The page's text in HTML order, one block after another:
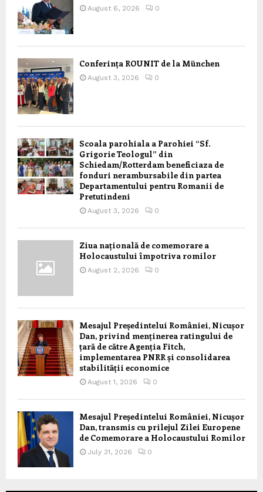
August 6, 2026 0
Conferința ROUNIT de la München
August 3, 2026 0
Scoala parohiala a Parohiei “Sf.
Grigorie Teologul” din
Schiedam/Rotterdam beneficiaza de
fonduri nerambursabile din partea
Departamentului pentru Romanii de
Pretutindeni
August 3, 2026 0
Ziua națională de comemorare a
Holocaustului împotriva romilor
August 2, 2026 0
Mesajul Președintelui României, Nicușor
Dan, privind menținerea ratingului de
țară de către Agenția Fitch,
implementarea PNRR și consolidarea
stabilității economice
August 1, 2026 0
Mesajul Președintelui României, Nicușor
Dan, transmis cu prilejul Zilei Europene
de Comemorare a Holocaustului Romilor
July 31, 2026 0